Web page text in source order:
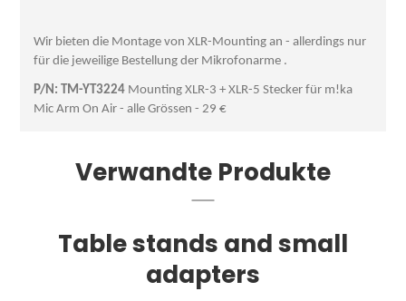
Wir bieten die Montage von XLR-Mounting an - allerdings nur
für die jeweilige Bestellung der Mikrofonarme .
P/N: TM-YT3224 Mounting XLR-3 + XLR-5 Stecker für m!ka
Mic Arm On Air - alle Grössen - 29 €
Verwandte Produkte
Table stands and small
adapters